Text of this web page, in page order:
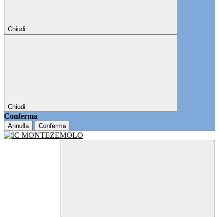
Chiudi
Chiudi
Conferma
Annulla Conferma